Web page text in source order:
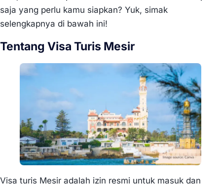
saja yang perlu kamu siapkan? Yuk, simak
selengkapnya di bawah ini!
Tentang Visa Turis Mesir
Visa turis Mesir adalah izin resmi untuk masuk dan